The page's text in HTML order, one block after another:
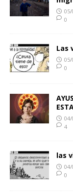
05/
0
Las
05/
0
04/
4
las
04/
0